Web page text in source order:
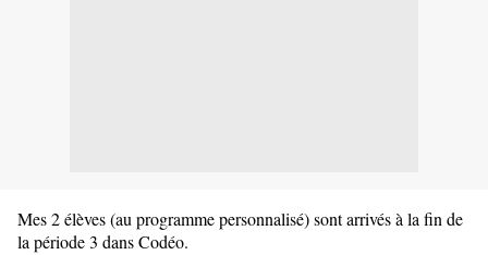
Mes 2 élèves (au programme personnalisé) sont arrivés à la fin de
la période 3 dans Codéo.